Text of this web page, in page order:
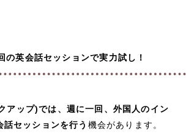
の英会話セッションで実力試し！
アップ)では、週に一回、外国人のイン
セッションを行う 機会があります。